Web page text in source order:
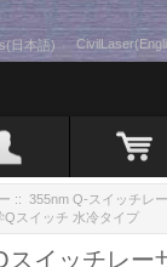
日本語)
:: 355nm Q-スイッチレ
スイッチ 水冷タイプ
スイッチレー